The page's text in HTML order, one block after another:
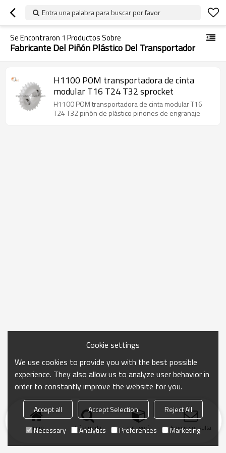
Entra una palabra para buscar por favor
Se Encontraron 1 Productos Sobre
Fabricante Del Piñón Plástico Del Transportador
H1100 POM transportadora de cinta
modular T16 T24 T32 sprocket
H1100 POM transportadora de cinta modular T16
T24 T32 piñón de plástico piñones de engranaje
Inicio búsqueda categoría Enviar consulta
Cookie settings
We use cookies to provide you with the best possible
experience. They also allow us to analyze user behavior in
order to constantly improve the website for you.
Accept all Accept Selection
Reject All
Necessary
Analytics Preferences Marketing